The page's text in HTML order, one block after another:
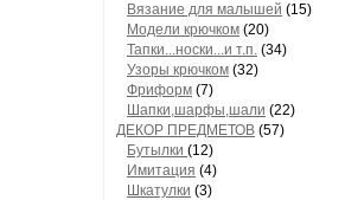
Вязание для малышей (15)
Модели крючком (20)
Тапки...носки...и т.п. (34)
Узоры крючком (32)
Фриформ (7)
Шапки,шарфы,шали (22)
ДЕКОР ПРЕДМЕТОВ (57)
Бутылки (12)
Имитация (4)
Шкатулки (3)